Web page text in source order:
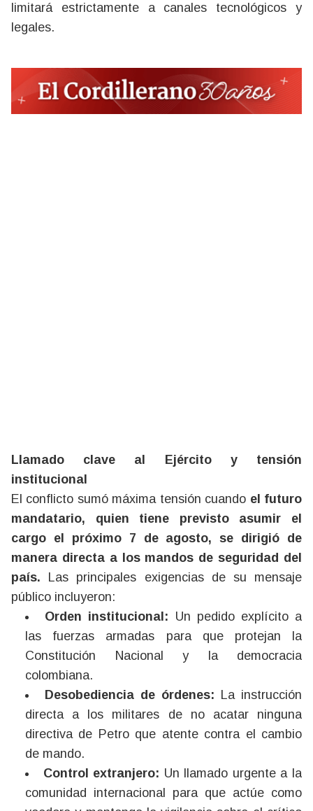
limitará estrictamente a canales tecnológicos y
legales.
Llamado clave al Ejército y tensión
institucional
El conflicto sumó máxima tensión cuando el futuro
mandatario, quien tiene previsto asumir el
cargo el próximo 7 de agosto, se dirigió de
manera directa a los mandos de seguridad del
país. Las principales exigencias de su mensaje
público incluyeron:
Orden institucional: Un pedido explícito a
las fuerzas armadas para que protejan la
Constitución Nacional y la democracia
colombiana.
Desobediencia de órdenes: La instrucción
directa a los militares de no acatar ninguna
directiva de Petro que atente contra el cambio
de mando.
Control extranjero: Un llamado urgente a la
comunidad internacional para que actúe como